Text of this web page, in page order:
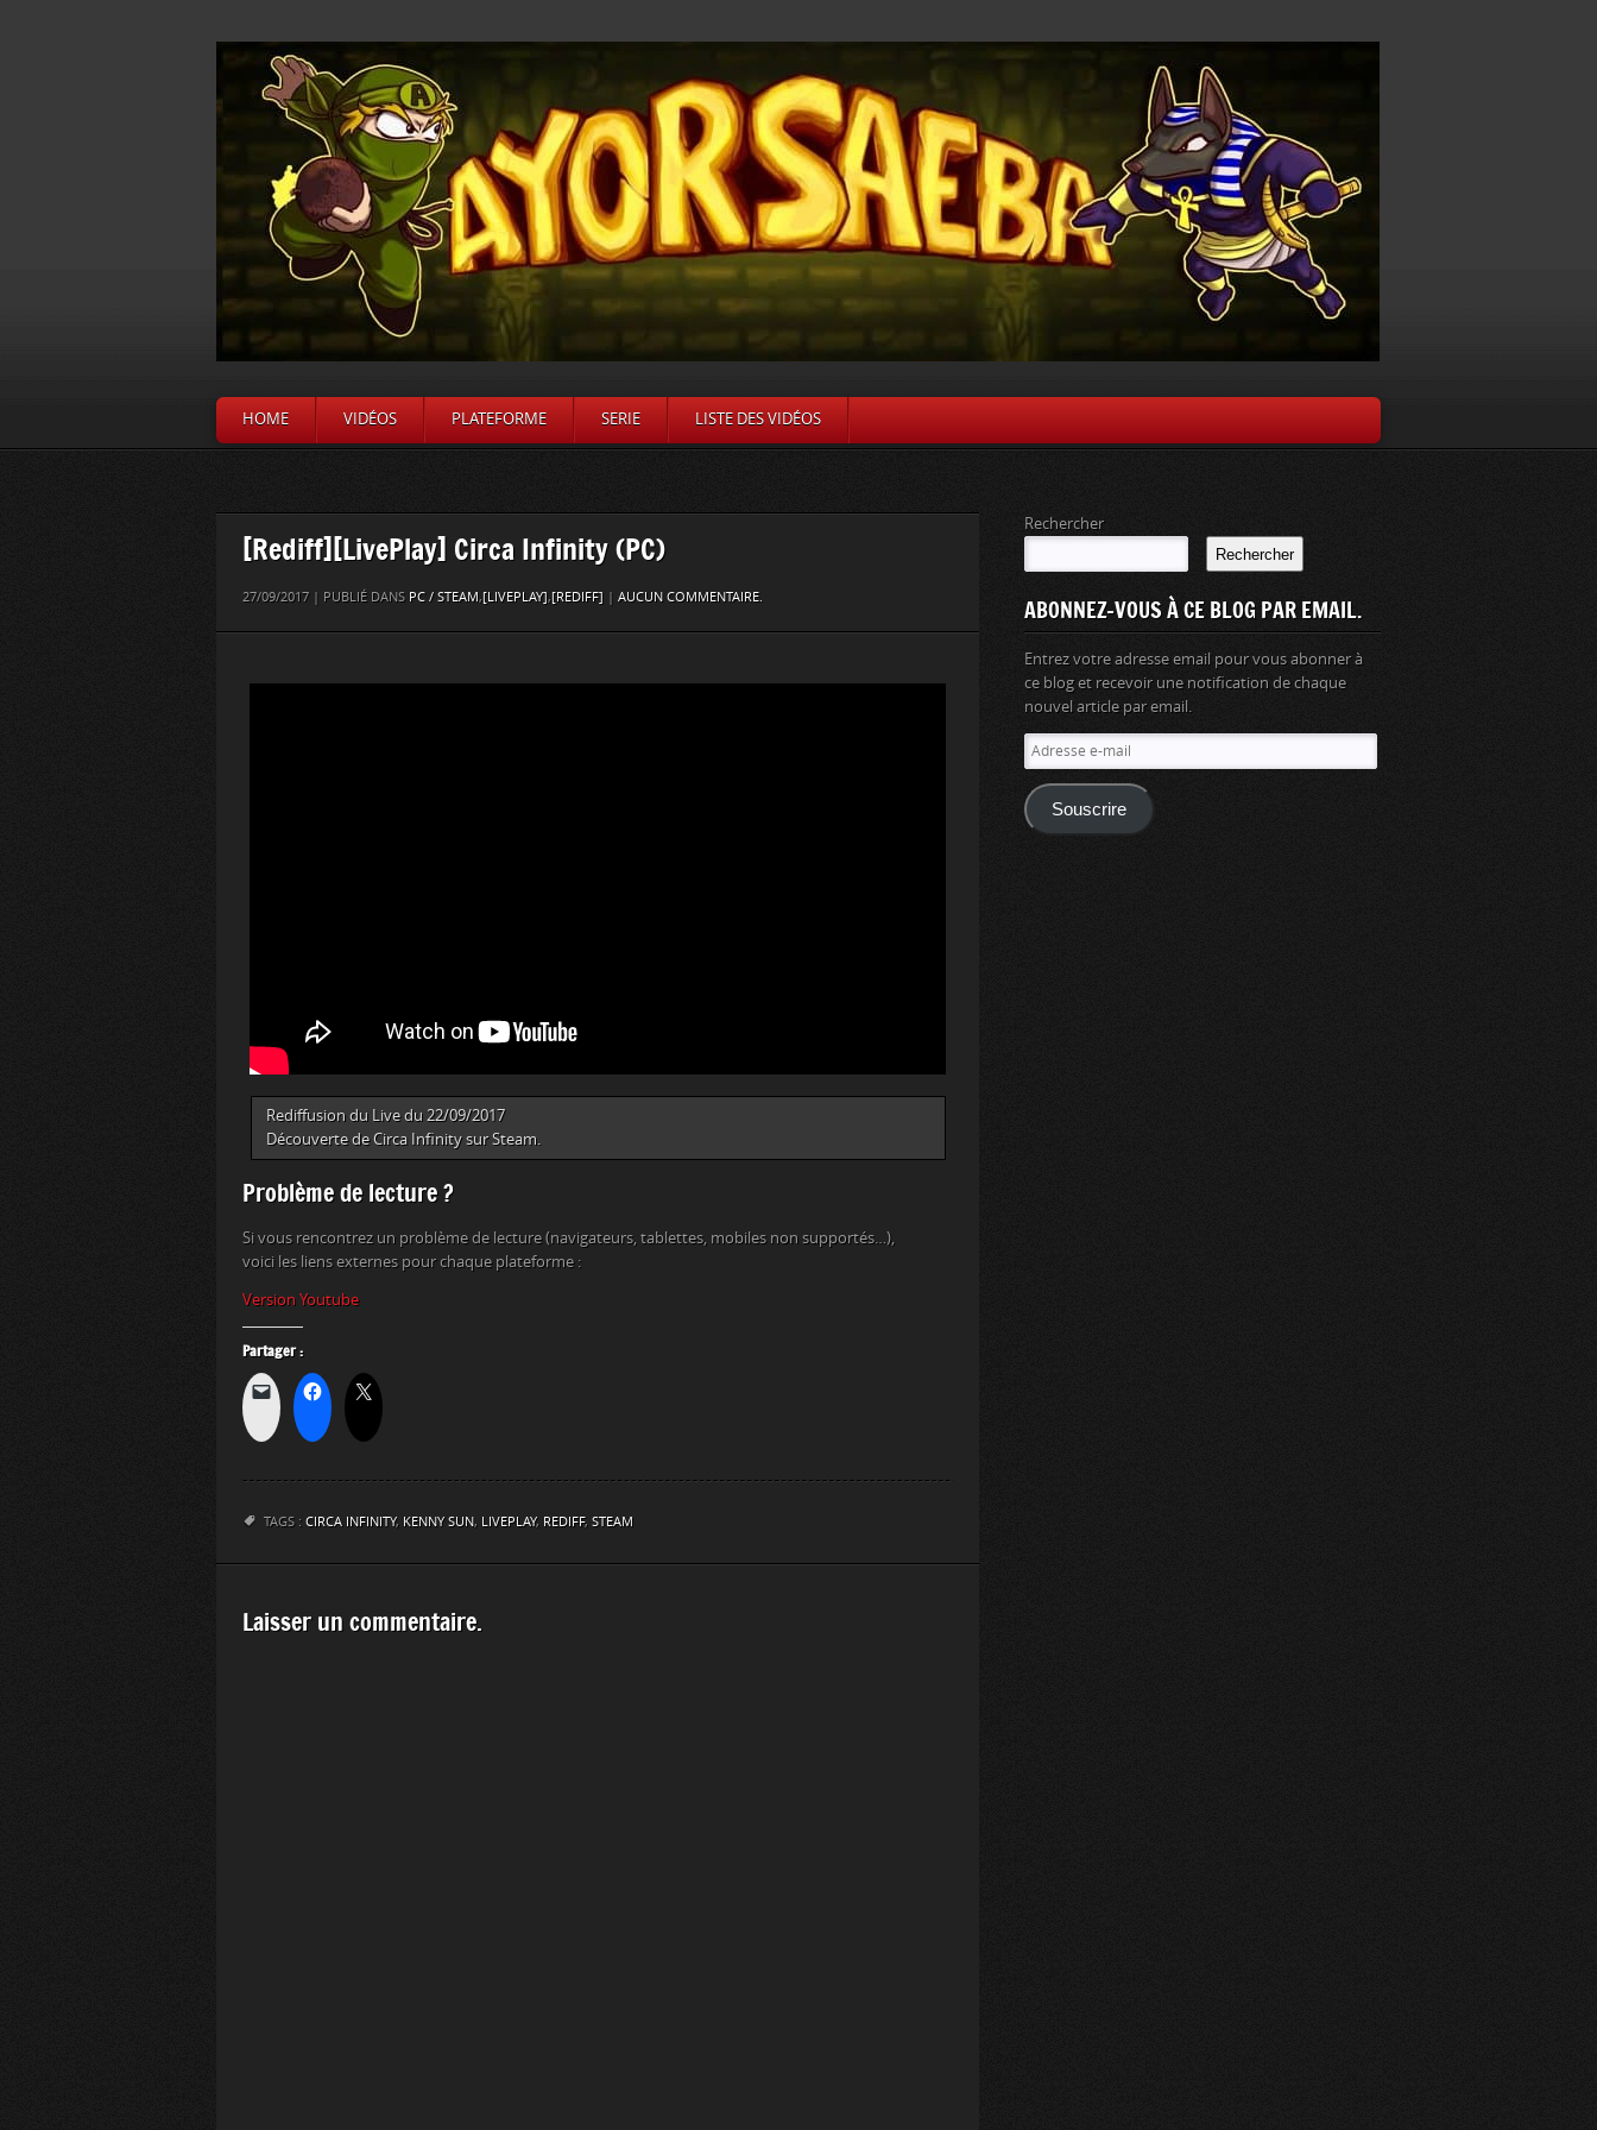
HOME VIDÉOS PLATEFORME SERIE LISTE DES VIDÉOS
[Rediff][LivePlay] Circa Infinity (PC)
27/09/2017 | PUBLIÉ DANS PC / STEAM,[LIVEPLAY],[REDIFF] | AUCUN COMMENTAIRE.
Rediffusion du Live du 22/09/2017
Découverte de Circa Infinity sur Steam.
Problème de lecture ?
Si vous rencontrez un problème de lecture (navigateurs, tablettes, mobiles non supportés…),
voici les liens externes pour chaque plateforme :
Version Youtube
Partager :
TAGS : CIRCA INFINITY, KENNY SUN, LIVEPLAY, REDIFF, STEAM
Laisser un commentaire.
Rechercher
Rechercher
ABONNEZ-VOUS À CE BLOG PAR EMAIL.
Entrez votre adresse email pour vous abonner à
ce blog et recevoir une notification de chaque
nouvel article par email.
Adresse
e-
mail
Souscrire